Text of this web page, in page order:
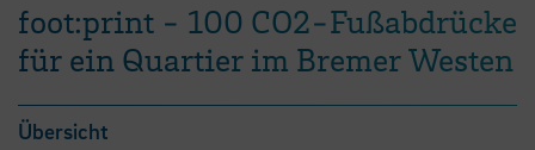
foot:print - 100 CO2-Fußabdrücke
für ein Quartier im Bremer Westen
Übersicht